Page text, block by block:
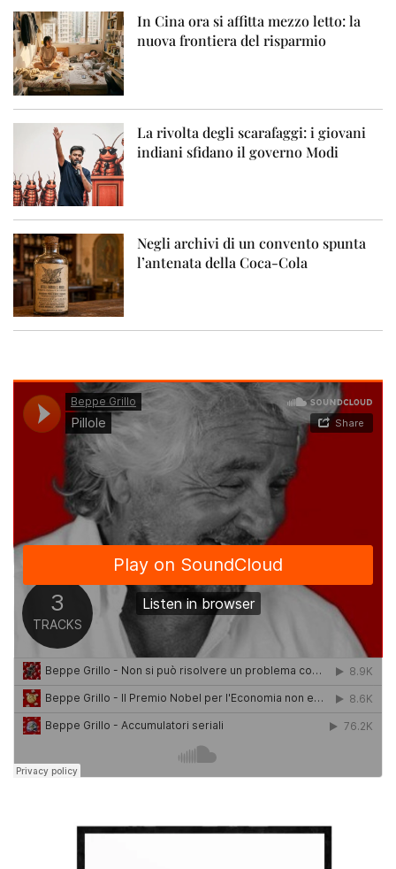
In Cina ora si affitta mezzo letto: la
nuova frontiera del risparmio
La rivolta degli scarafaggi: i giovani
indiani sfidano il governo Modi
Negli archivi di un convento spunta
l’antenata della Coca-Cola